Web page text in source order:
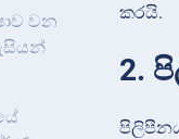
වන
කරයි.
2.